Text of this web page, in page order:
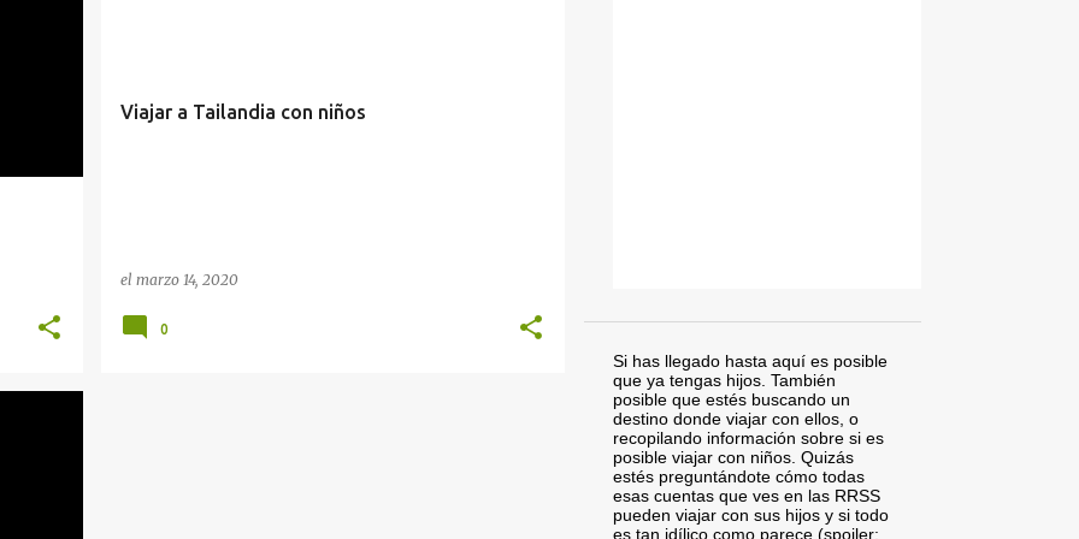
Viajar a Tailandia con niños
el marzo 14, 2020
0
Si has llegado hasta aquí es posible
que ya tengas hijos. También
posible que estés buscando un
destino donde viajar con ellos, o
recopilando información sobre si es
posible viajar con niños. Quizás
estés preguntándote cómo todas
esas cuentas que ves en las RRSS
pueden viajar con sus hijos y si todo
es tan idílico como parece (spoiler: